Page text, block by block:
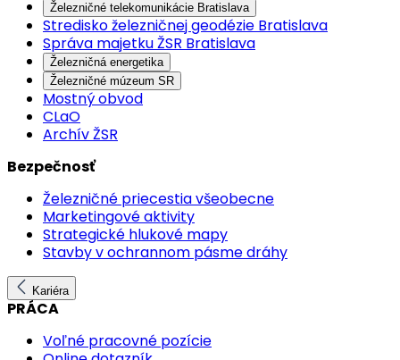
Železničné telekomunikácie Bratislava
Stredisko železničnej geodézie Bratislava
Správa majetku ŽSR Bratislava
Železničná energetika
Železničné múzeum SR
Mostný obvod
CLaO
Archív ŽSR
Bezpečnosť
Železničné priecestia všeobecne
Marketingové aktivity
Strategické hlukové mapy
Stavby v ochrannom pásme dráhy
Kariéra
PRÁCA
Voľné pracovné pozície